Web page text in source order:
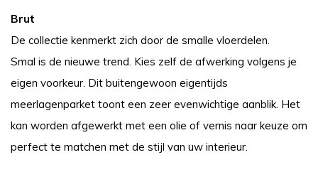
Brut
De collectie kenmerkt zich door de smalle vloerdelen.
Smal is de nieuwe trend. Kies zelf de afwerking volgens je
eigen voorkeur. Dit buitengewoon eigentijds
meerlagenparket toont een zeer evenwichtige aanblik. Het
kan worden afgewerkt met een olie of vernis naar keuze om
perfect te matchen met de stijl van uw interieur.